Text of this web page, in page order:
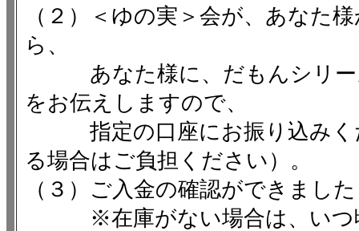
（２）＜ゆの実＞会が、あなた
ら、
あなた様に、だもんシリー
をお伝えしますので、
指定の口座にお振り込みく
る場合はご負担ください）。
（３）ご入金の確認ができまし
※在庫がない場合は、いつ頃